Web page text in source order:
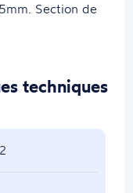
Section de
techniques